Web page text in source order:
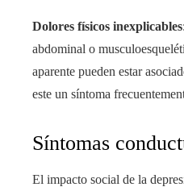
Dolores físicos inexplicables
abdominal o
aparente pueden estar
este un síntoma
Síntomas
El impacto social de la